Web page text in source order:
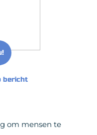
bericht
om mensen te